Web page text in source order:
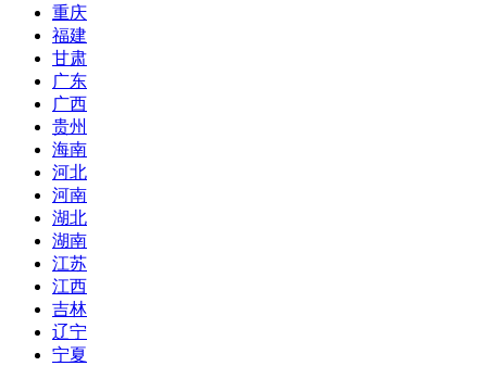
重庆
福建
甘肃
广东
广西
贵州
海南
河北
河南
湖北
湖南
江苏
江西
吉林
辽宁
宁夏